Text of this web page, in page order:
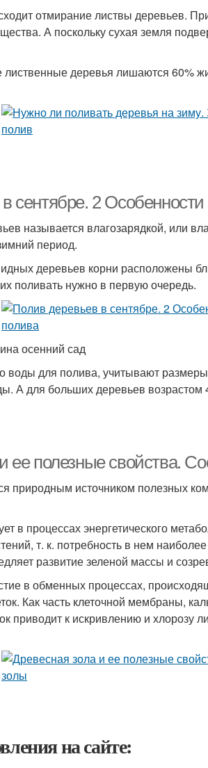
отмирание листвы деревьев.
А поскольку сухая земля
деревья лишаются 60%
сентябре. 2
называется влагозарядкой, или
период.
деревьев корни расположены
поливать нужно в первую очередь.
осенний сад
воды для полива, учитывают
А для больших деревьев
ее полезные свойства.
природным источником полезных
в процессах энергетического
т. к. потребность в нем
развитие зеленой массы и
в обменных процессах,
Как часть клеточной мембраны,
приводит к искривлению и хлорозу
на сайте: